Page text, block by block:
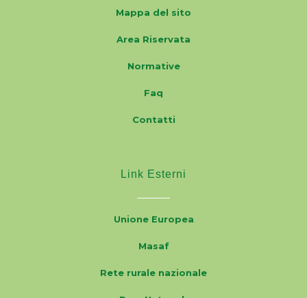
Mappa del sito
Area Riservata
Normative
Faq
Contatti
Link Esterni
Unione Europea
Masaf
Rete rurale nazionale